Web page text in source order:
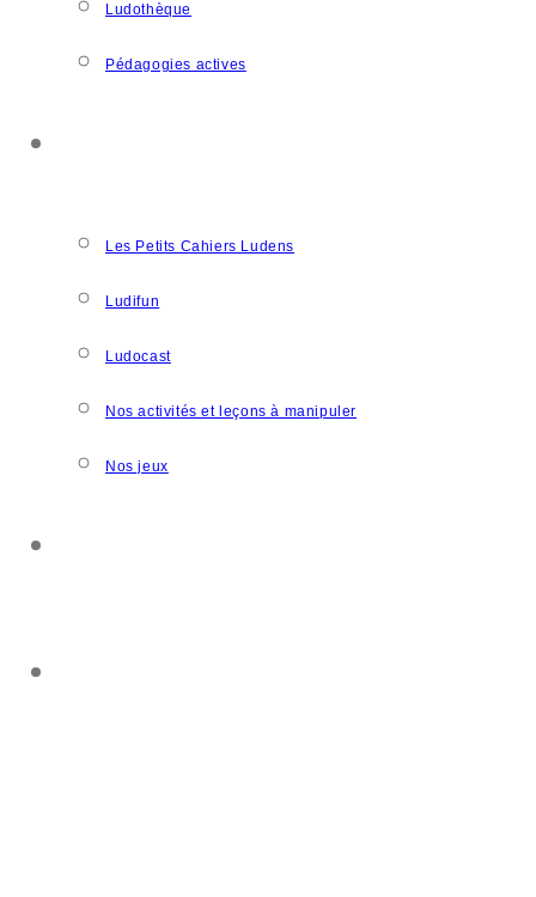
Ludothèque
Pédagogies actives
Les Petits Cahiers Ludens
Ludifun
Ludocast
Nos activités et leçons à manipuler
Nos jeux